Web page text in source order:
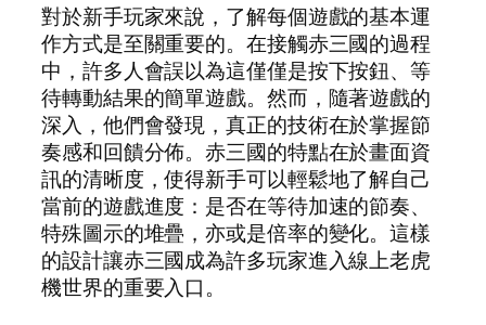
對於新手玩家來說，了解每個遊戲的基本運
作方式是至關重要的。在接觸赤三國的過程
中，許多人會誤以為這僅僅是按下按鈕、等
待轉動結果的簡單遊戲。然而，隨著遊戲的
深入，他們會發現，真正的技術在於掌握節
奏感和回饋分佈。赤三國的特點在於畫面資
訊的清晰度，使得新手可以輕鬆地了解自己
當前的遊戲進度：是否在等待加速的節奏、
特殊圖示的堆疊，亦或是倍率的變化。這樣
的設計讓赤三國成為許多玩家進入線上老虎
機世界的重要入口。